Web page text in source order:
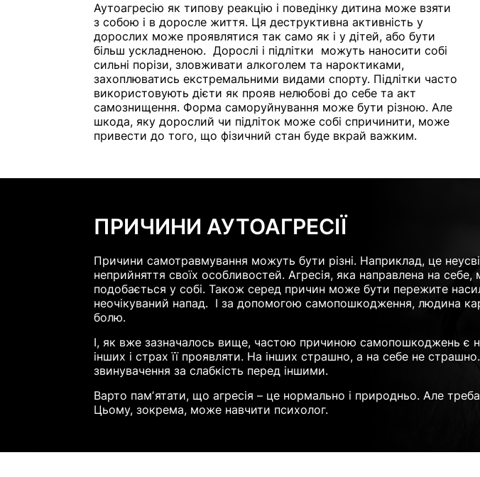
Аутоагресію як типову реакцію і поведінку дитина може взяти
з собою і в доросле життя. Ця деструктивна активність у
дорослих може проявлятися так само як і у дітей, або бути
більш ускладненою. Дорослі і підлітки можуть наносити собі
сильні порізи, зловживати алкоголем та нароктиками,
захоплюватись екстремальними видами спорту. Підлітки часто
використовують дієти як прояв нелюбові до себе та акт
самознищення. Форма саморуйнування може бути різною. Але
шкода, яку дорослий чи підліток може собі спричинити, може
привести до того, що фізичний стан буде вкрай важким.
ПРИЧИНИ АУТОАГРЕСІЇ
Причини самотравмування можуть бути різні. Наприклад, це
неприйняття своїх особливостей. Агресія, яка направлена на
подобається у собі. Також серед причин може бути пережите
неочікуваний напад. І за допомогою самопошкодження, людина
болю.
І, як вже зазначалось вище, частою причиною самопошкоджень є
інших і страх її проявляти. На інших страшно, а на себе не
звинувачення за слабкість перед іншими.
Варто памʼятати, що агресія – це нормально і природньо. Але
Цьому, зокрема, може навчити психолог.